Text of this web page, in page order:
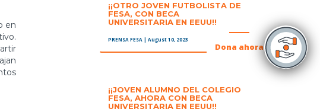
Dona ahora
en
¡¡OTRO JOVEN FUTBOLISTA DE
FESA, CON BECA
UNIVERSITARIA EN EEUU!!
PRENSA FESA | August 10, 2023
¡¡JOVEN ALUMNO DEL COLEGIO
FESA, AHORA CON BECA
UNIVERSITARIA EN EEUU!!